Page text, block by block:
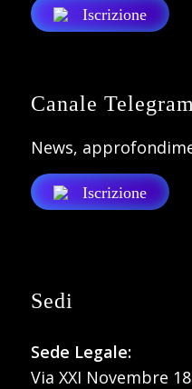
Iscrizione
Canale Telegram
News,
Iscrizione
Sedi
Sede Legale:
Via XXI Novembre